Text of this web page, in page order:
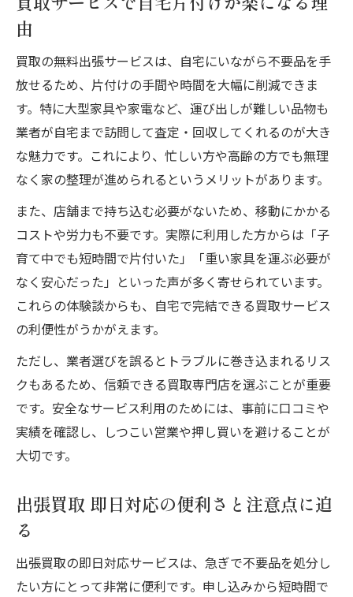
由
買取の無料出張サービスは、自宅にいながら不要品を手
放せるため、片付けの手間や時間を大幅に削減できま
す。特に大型家具や家電など、運び出しが難しい品物も
業者が自宅まで訪問して査定・回収してくれるのが大き
な魅力です。これにより、忙しい方や高齢の方でも無理
なく家の整理が進められるというメリットがあります。
また、店舗まで持ち込む必要がないため、移動にかかる
コストや労力も不要です。実際に利用した方からは「子
育て中でも短時間で片付いた」「重い家具を運ぶ必要が
なく安心だった」といった声が多く寄せられています。
これらの体験談からも、自宅で完結できる買取サービス
の利便性がうかがえます。
ただし、業者選びを誤るとトラブルに巻き込まれるリス
クもあるため、信頼できる買取専門店を選ぶことが重要
です。安全なサービス利用のためには、事前に口コミや
実績を確認し、しつこい営業や押し買いを避けることが
大切です。
出張買取 即日対応の便利さと注意点に迫
る
出張買取の即日対応サービスは、急ぎで不要品を処分し
たい方にとって非常に便利です。申し込みから短時間で